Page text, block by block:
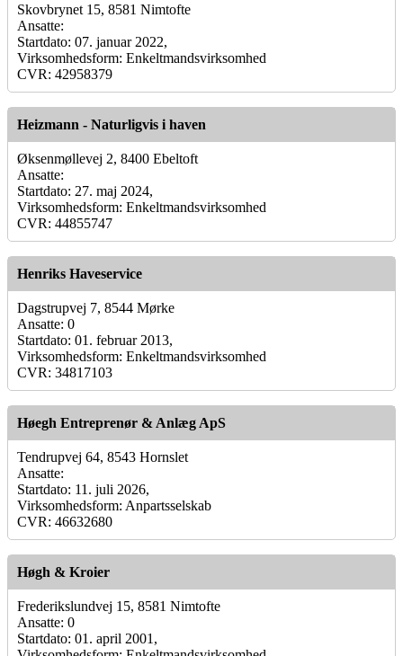
Skovbrynet 15, 8581 Nimtofte
Ansatte:
Startdato: 07. januar 2022,
Virksomhedsform: Enkeltmandsvirksomhed
CVR: 42958379
Heizmann - Naturligvis i haven
Øksenmøllevej 2, 8400 Ebeltoft
Ansatte:
Startdato: 27. maj 2024,
Virksomhedsform: Enkeltmandsvirksomhed
CVR: 44855747
Henriks Haveservice
Dagstrupvej 7, 8544 Mørke
Ansatte: 0
Startdato: 01. februar 2013,
Virksomhedsform: Enkeltmandsvirksomhed
CVR: 34817103
Høegh Entreprenør & Anlæg ApS
Tendrupvej 64, 8543 Hornslet
Ansatte:
Startdato: 11. juli 2026,
Virksomhedsform: Anpartsselskab
CVR: 46632680
Høgh & Kroier
Frederikslundvej 15, 8581 Nimtofte
Ansatte: 0
Startdato: 01. april 2001,